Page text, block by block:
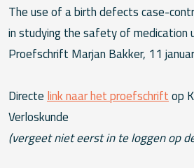
The use of a birth defects case-
in studying the safety of medication
Proefschrift Marjan Bakker, 11
Directelink naar het proefschriftop
Verloskunde
(vergeet niet eerst in te loggen op